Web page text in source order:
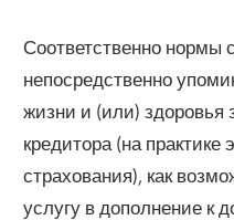
Соответственно нормы
непосредственно
жизни и (или) здоровья
кредитора (на
страхования), как
услугу в дополнение к